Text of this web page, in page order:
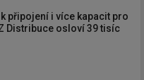
připojení i více kapacit pro
Distribuce osloví 39 tisíc